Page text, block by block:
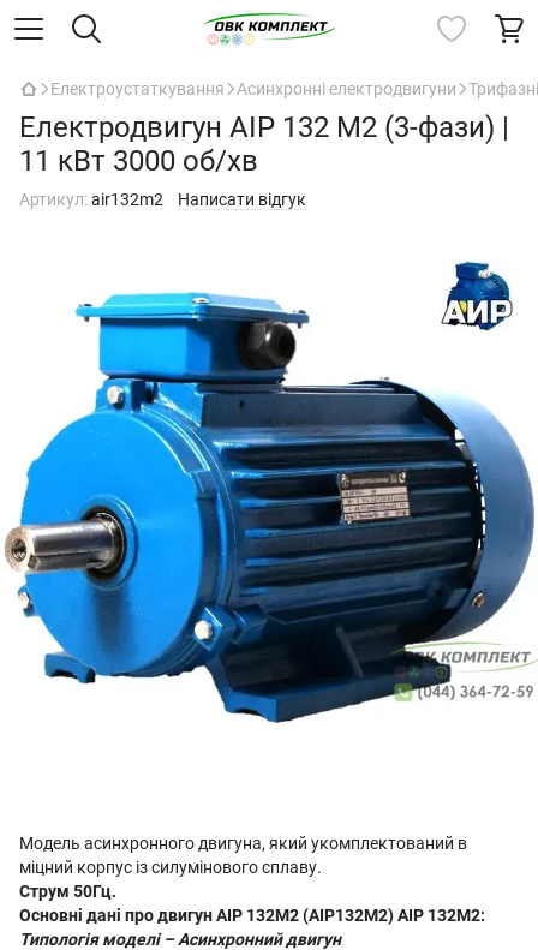
Електроустаткування Асинхронні електродвигуни
Електродвигун АІР 132 М2 (3-фази) |
11 кВт 3000 об/хв
Артикул:air132m2 Написати відгук
Модель асинхронного двигуна, який укомплектований в
міцний корпус із силумінового сплаву.
Струм 50Гц.
Основні дані про двигун АІР 132M2 (АІР132M2) АІР 132M2:
Типологія моделі –Асинхронний двигун